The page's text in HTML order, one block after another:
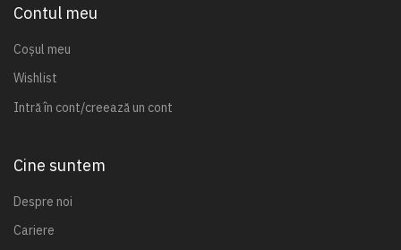
Contul meu
Coșul meu
Wishlist
Intră în cont/creează un cont
Cine suntem
Despre noi
Cariere